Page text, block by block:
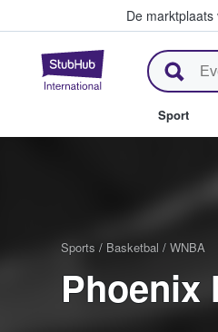
De
StubHub:
Sport
Sports / Basketbal / WNBA
Phoenix